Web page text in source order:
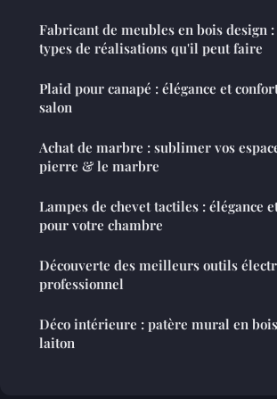
Fabricant de meubles en bois design
types de réalisations qu'il peut faire
Plaid pour canapé : élégance et
salon
Achat de marbre : sublimer vos
pierre & le marbre
Lampes de chevet tactiles : élégance
pour votre chambre
Découverte des meilleurs outils
professionnel
Déco intérieure : patère mural en
laiton